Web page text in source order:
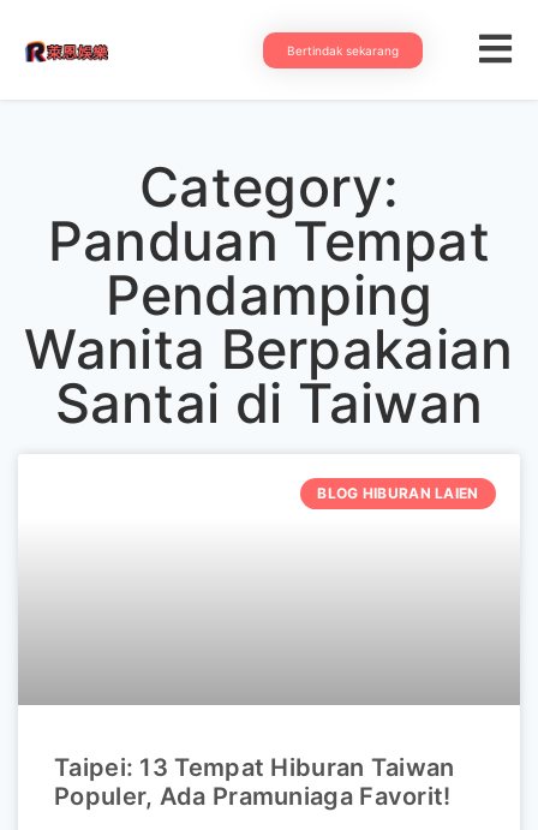
Bertindak sekarang
Category:
Panduan Tempat
Pendamping
Wanita Berpakaian
Santai di Taiwan
BLOG HIBURAN LAIEN
Taipei: 13 Tempat Hiburan Taiwan
Populer, Ada Pramuniaga Favorit!